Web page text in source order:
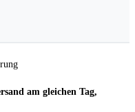
am gleichen Tag,